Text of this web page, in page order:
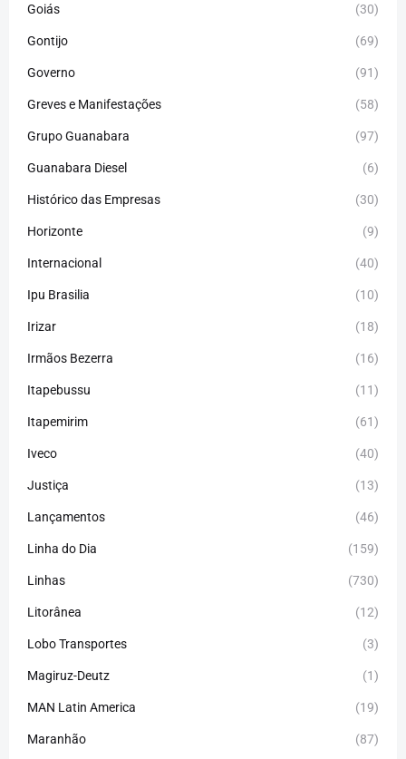
Goiás (30)
Gontijo (69)
Governo (91)
Greves e Manifestações (58)
Grupo Guanabara (97)
Guanabara Diesel (6)
Histórico das Empresas (30)
Horizonte (9)
Internacional (40)
Ipu Brasilia (10)
Irizar (18)
Irmãos Bezerra (16)
Itapebussu (11)
Itapemirim (61)
Iveco (40)
Justiça (13)
Lançamentos (46)
Linha do Dia (159)
Linhas (730)
Litorânea (12)
Lobo Transportes (3)
Magiruz-Deutz (1)
MAN Latin America (19)
Maranhão (87)